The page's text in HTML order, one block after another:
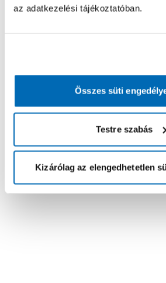
az adatkezelési tájékoztatóban.
Összes süti
Testre szabás
Kizárólag az elengedhetetlen